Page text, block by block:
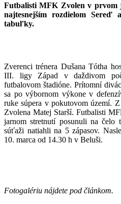
Futbalisti MFK Zvolen v prvom
najtesnejším rozdielom
tabuľky.
Zverenci trénera Dušana Tótha
III. ligy Západ v daždivom
futbalovom štadióne. Prítomní
sa po výbornom výkone v
ruke súpera v pokutovom území.
Zvolena Matej Starší. Futbalisti
jarnom stretnutí posunuli na
súťaži natiahli na 5 zápasov.
10. marca od 14.30 h v Beluši.
Fotogalériu nájdete pod článkom.